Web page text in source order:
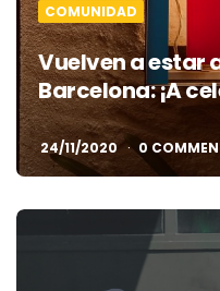
COMUNIDAD
Vuelven a estar
Barcelona: ¡A
24/11/2020 0